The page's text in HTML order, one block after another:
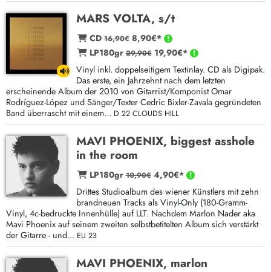
MARS VOLTA, s/t
CD16,90€8,90€*
LP180gr29,90€19,90€*
Vinyl inkl. doppelseitigem Textinlay. CD als Digipak.
Das erste, ein Jahrzehnt nach dem letzten
erscheinende Album der 2010 von Gitarrist/Komponist Omar
Rodríguez-López und Sänger/Texter Cedric Bixler-Zavala gegründeten
Band überrascht mit einem... D 22 CLOUDS HILL
MAVI PHOENIX, biggest asshole
in the room
LP180gr10,90€4,90€*
Drittes Studioalbum des wiener Künstlers mit zehn
brandneuen Tracks als Vinyl-Only (180-Gramm-
Vinyl, 4c-bedruckte Innenhülle) auf LLT. Nachdem Marlon Nader aka
Mavi Phoenix auf seinem zweiten selbstbetitelten Album sich verstärkt
der Gitarre - und... EU 23
MAVI PHOENIX, marlon